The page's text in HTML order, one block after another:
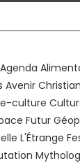
Agenda
Avenir
culture
Futur
L'Étrange